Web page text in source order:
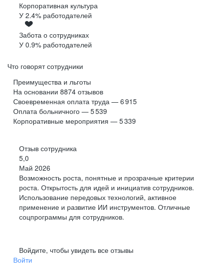
Корпоративная культура
У 2.4% работодателей
Забота о сотрудниках
У 0.9% работодателей
Что говорят сотрудники
Преимущества и льготы
На основании 8874 отзывов
Своевременная оплата труда — 6 915
Оплата больничного — 5 539
Корпоративные мероприятия — 5 339
Отзыв сотрудника
5,0
Май 2026
Возможность роста, понятные и прозрачные критерии
роста. Открытость для идей и инициатив сотрудников.
Использование передовых технологий, активное
применение и развитие ИИ инструментов. Отличные
соцпрограммы для сотрудников.
Войдите, чтобы увидеть все отзывы
Войти